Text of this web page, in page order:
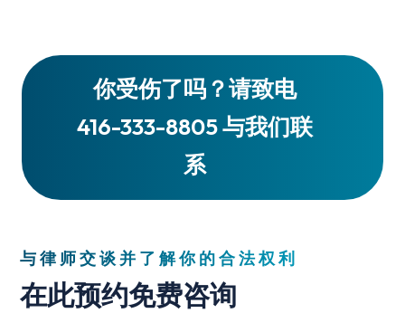
你受伤了吗？请致电
416-333-8805 与我们联
系
与律师交谈并了解你的合法权利
在此预约免费咨询